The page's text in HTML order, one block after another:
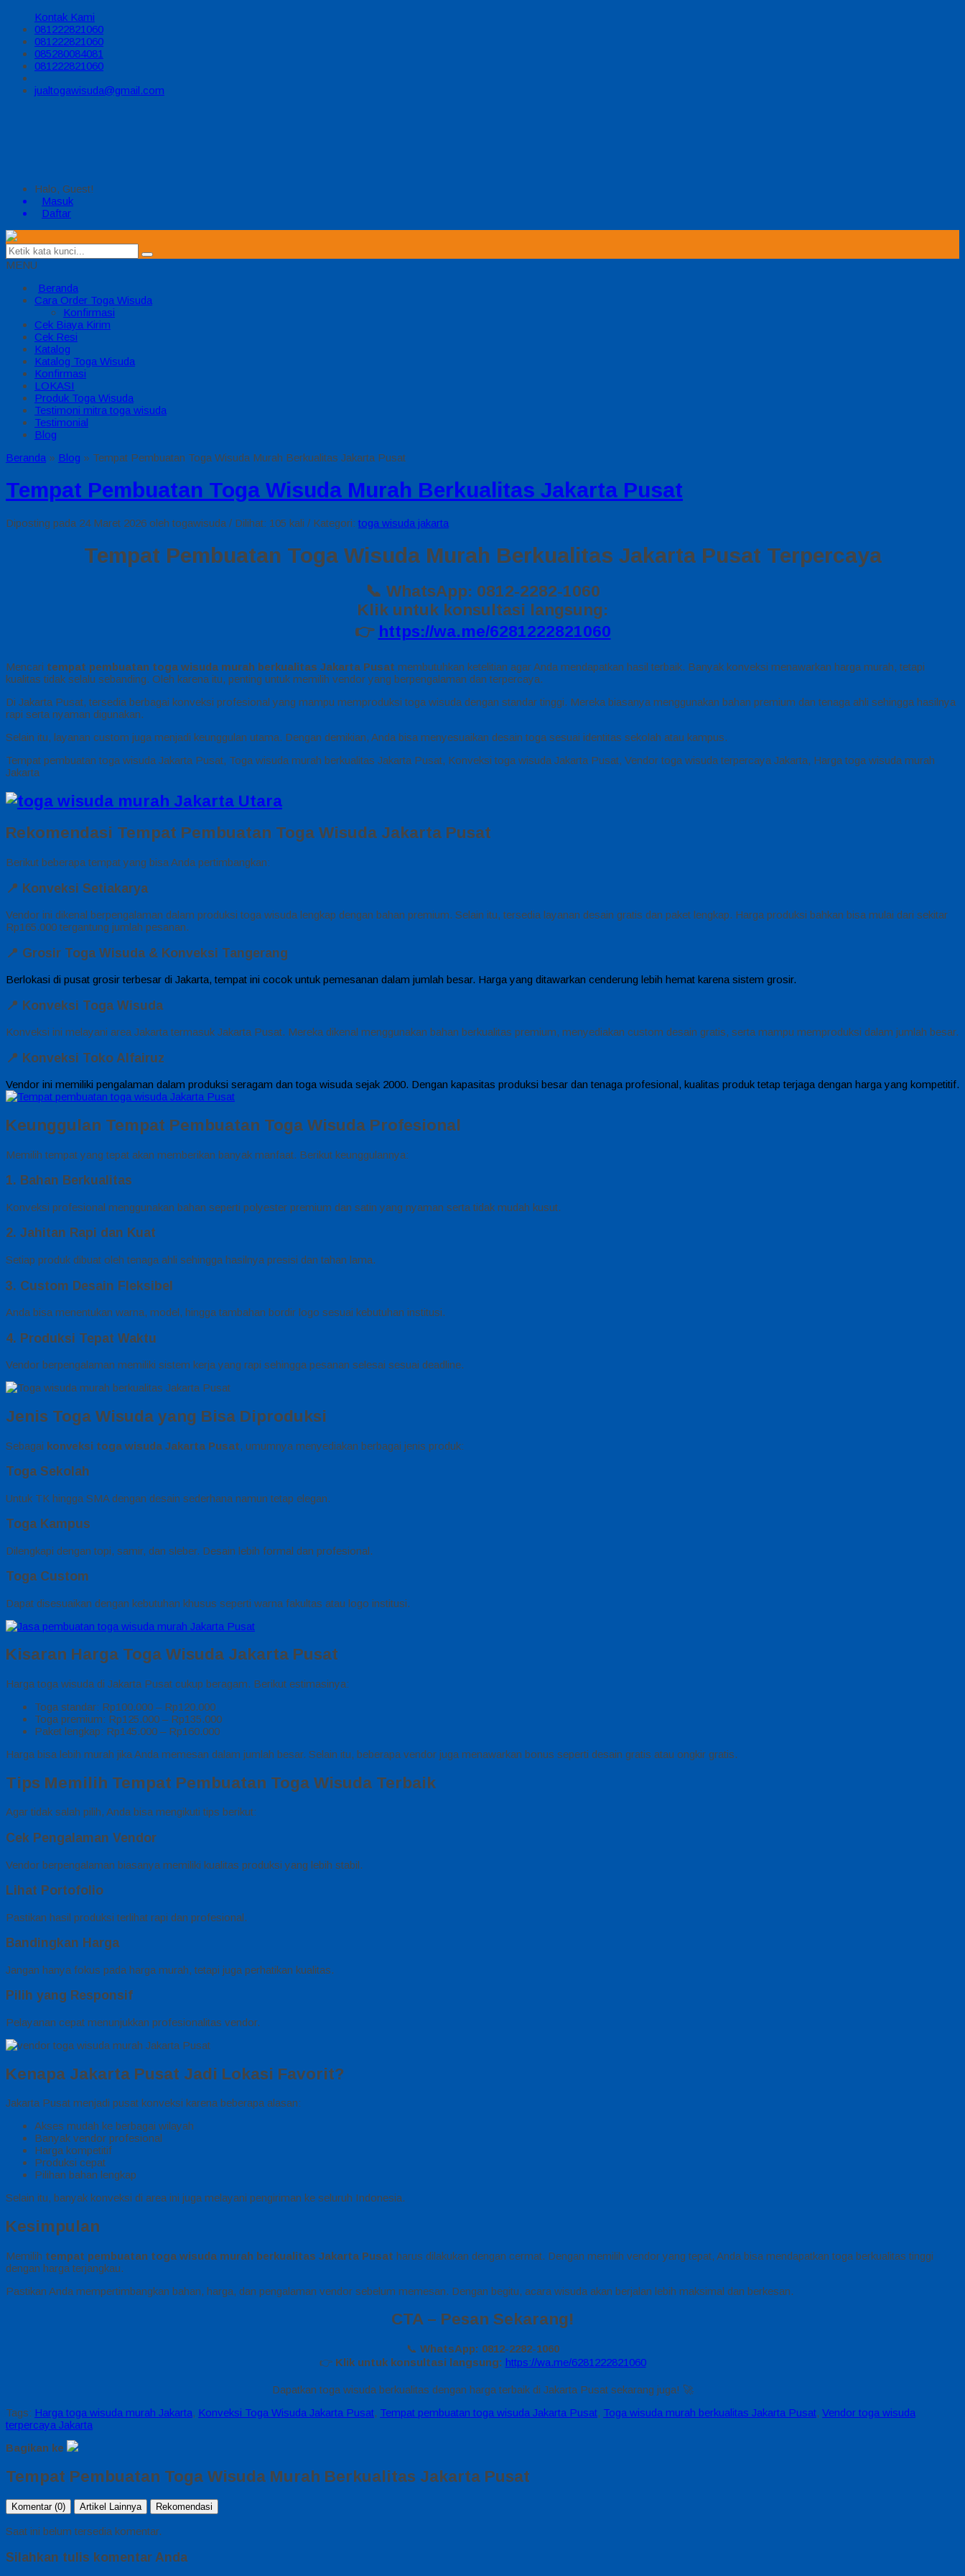
Kontak Kami
081222821060
081222821060
085280084081
081222821060
jualtogawisuda@gmail.com
Halo, Guest!
Masuk
Daftar
MENU
Beranda
Cara Order Toga Wisuda
Konfirmasi
Cek Biaya Kirim
Cek Resi
Katalog
Katalog Toga Wisuda
Konfirmasi
LOKASI
Produk Toga Wisuda
Testimoni mitra toga wisuda
Testimonial
Blog
Beranda » Blog » Tempat Pembuatan Toga Wisuda Murah Berkualitas Jakarta Pusat
Tempat Pembuatan Toga Wisuda Murah Berkualitas Jakarta Pusat
Diposting pada 24 Maret 2026 oleh togawisuda / Dilihat: 105 kali / Kategori: toga wisuda jakarta
Tempat Pembuatan Toga Wisuda Murah Berkualitas Jakarta Pusat Terpercaya
📞 WhatsApp: 0812-2282-1060
Klik untuk konsultasi langsung:
👉 https://wa.me/6281222821060
Mencari tempat pembuatan toga wisuda murah berkualitas Jakarta Pusat membutuhkan ketelitian agar Anda mendapatkan hasil terbaik. Banyak konveksi menawarkan harga murah, tetapi
kualitas tidak selalu sebanding. Oleh karena itu, penting untuk memilih vendor yang berpengalaman dan terpercaya.
Di Jakarta Pusat, tersedia berbagai konveksi profesional yang mampu memproduksi toga wisuda dengan standar tinggi. Mereka biasanya menggunakan bahan premium dan tenaga ahli sehingga hasilnya
rapi serta nyaman digunakan.
Selain itu, layanan custom juga menjadi keunggulan utama. Dengan demikian, Anda bisa menyesuaikan desain toga sesuai identitas sekolah atau kampus.
Tempat pembuatan toga wisuda Jakarta Pusat, Toga wisuda murah berkualitas Jakarta Pusat, Konveksi toga wisuda Jakarta Pusat, Vendor toga wisuda terpercaya Jakarta, Harga toga wisuda murah
Jakarta
Rekomendasi Tempat Pembuatan Toga Wisuda Jakarta Pusat
Berikut beberapa tempat yang bisa Anda pertimbangkan:
📍 Konveksi Setiakarya
Vendor ini dikenal berpengalaman dalam produksi toga wisuda lengkap dengan bahan premium. Selain itu, tersedia layanan desain gratis dan paket lengkap. Harga produksi bahkan bisa mulai dari sekitar
Rp165.000 tergantung jumlah pesanan.
📍 Grosir Toga Wisuda & Konveksi Tangerang
Berlokasi di pusat grosir terbesar di Jakarta, tempat ini cocok untuk pemesanan dalam jumlah besar. Harga yang ditawarkan cenderung lebih hemat karena sistem grosir.
📍 Konveksi Toga Wisuda
Konveksi ini melayani area Jakarta termasuk Jakarta Pusat. Mereka dikenal menggunakan bahan berkualitas premium, menyediakan custom desain gratis, serta mampu memproduksi dalam jumlah besar.
📍 Konveksi Toko Alfairuz
Vendor ini memiliki pengalaman dalam produksi seragam dan toga wisuda sejak 2000. Dengan kapasitas produksi besar dan tenaga profesional, kualitas produk tetap terjaga dengan harga yang kompetitif.
Keunggulan Tempat Pembuatan Toga Wisuda Profesional
Memilih tempat yang tepat akan memberikan banyak manfaat. Berikut keunggulannya:
1. Bahan Berkualitas
Konveksi profesional menggunakan bahan seperti polyester premium dan satin yang nyaman serta tidak mudah kusut.
2. Jahitan Rapi dan Kuat
Setiap produk dibuat oleh tenaga ahli sehingga hasilnya presisi dan tahan lama.
3. Custom Desain Fleksibel
Anda bisa menentukan warna, model, hingga tambahan bordir logo sesuai kebutuhan institusi.
4. Produksi Tepat Waktu
Vendor berpengalaman memiliki sistem kerja yang rapi sehingga pesanan selesai sesuai deadline.
Jenis Toga Wisuda yang Bisa Diproduksi
Sebagai konveksi toga wisuda Jakarta Pusat, umumnya menyediakan berbagai jenis produk:
Toga Sekolah
Untuk TK hingga SMA dengan desain sederhana namun tetap elegan.
Toga Kampus
Dilengkapi dengan topi, samir, dan sleber. Desain lebih formal dan profesional.
Toga Custom
Dapat disesuaikan dengan kebutuhan khusus seperti warna fakultas atau logo institusi.
Kisaran Harga Toga Wisuda Jakarta Pusat
Harga toga wisuda di Jakarta Pusat cukup beragam. Berikut estimasinya:
Toga standar: Rp100.000 – Rp120.000
Toga premium: Rp125.000 – Rp135.000
Paket lengkap: Rp145.000 – Rp160.000
Harga bisa lebih murah jika Anda memesan dalam jumlah besar. Selain itu, beberapa vendor juga menawarkan bonus seperti desain gratis atau ongkir gratis.
Tips Memilih Tempat Pembuatan Toga Wisuda Terbaik
Agar tidak salah pilih, Anda bisa mengikuti tips berikut:
Cek Pengalaman Vendor
Vendor berpengalaman biasanya memiliki kualitas produksi yang lebih stabil.
Lihat Portofolio
Pastikan hasil produksi terlihat rapi dan profesional.
Bandingkan Harga
Jangan hanya fokus pada harga murah, tetapi juga perhatikan kualitas.
Pilih yang Responsif
Pelayanan cepat menunjukkan profesionalitas vendor.
Kenapa Jakarta Pusat Jadi Lokasi Favorit?
Jakarta Pusat menjadi pusat konveksi karena beberapa alasan:
Akses mudah ke berbagai wilayah
Banyak vendor profesional
Harga kompetitif
Produksi cepat
Pilihan bahan lengkap
Selain itu, banyak konveksi di area ini juga melayani pengiriman ke seluruh Indonesia.
Kesimpulan
Memilih tempat pembuatan toga wisuda murah berkualitas Jakarta Pusat harus dilakukan dengan cermat. Dengan memilih vendor yang tepat, Anda bisa mendapatkan toga berkualitas tinggi
dengan harga terjangkau.
Pastikan Anda mempertimbangkan bahan, harga, dan pengalaman vendor sebelum memesan. Dengan begitu, acara wisuda akan berjalan lebih maksimal dan berkesan.
CTA – Pesan Sekarang!
📞 WhatsApp: 0812-2282-1060
👉 Klik untuk konsultasi langsung: https://wa.me/6281222821060
Dapatkan toga wisuda berkualitas dengan harga terbaik di Jakarta Pusat sekarang juga! 🚀
Tags: Harga toga wisuda murah Jakarta, Konveksi Toga Wisuda Jakarta Pusat, Tempat pembuatan toga wisuda Jakarta Pusat, Toga wisuda murah berkualitas Jakarta Pusat, Vendor toga wisuda
terpercaya Jakarta
Bagikan ke
Tempat Pembuatan Toga Wisuda Murah Berkualitas Jakarta Pusat
Komentar (0) Artikel Lainnya Rekomendasi
Saat ini belum tersedia komentar.
Silahkan tulis komentar Anda